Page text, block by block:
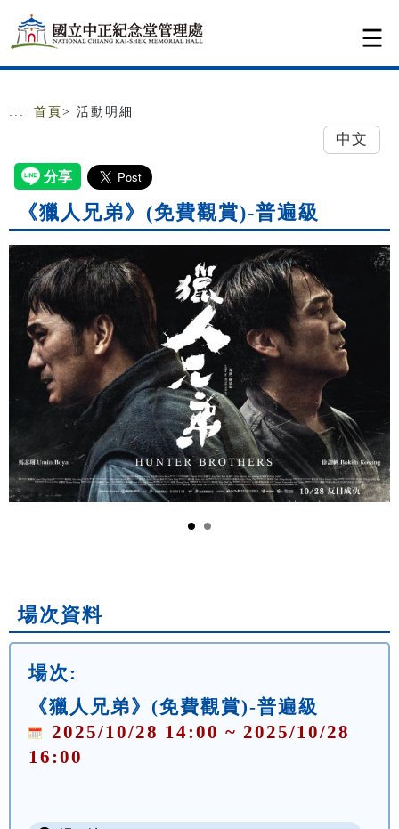
跳到主要內容
網站導覽
::: 首頁 > 活動明細
中文
《獵人兄弟》(免費觀賞)-普遍級
場次資料
場次:
《獵人兄弟》(免費觀賞)-普遍級
2025/10/28 14:00 ~ 2025/10/28
16:00